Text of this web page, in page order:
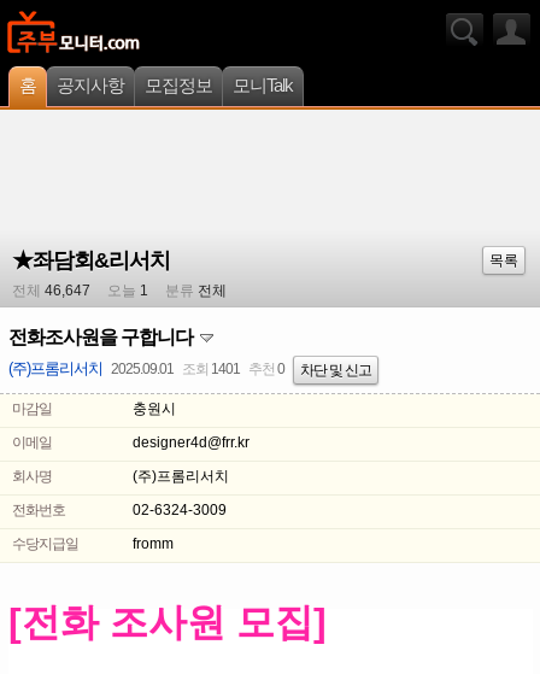
홈 공지사항 모집정보 모니Talk
★좌담회&리서치
목록
전체 46,647 오늘 1 분류 전체
전화조사원을 구합니다
(주)프롬리서치 2025.09.01 조회 1401 추천 0 차단 및 신고
마감일
충원시
이메일
designer4d@frr.kr
회사명
(주)프롬리서치
전화번호
02-6324-3009
수당지급일
fromm
[전화 조사원 모집]